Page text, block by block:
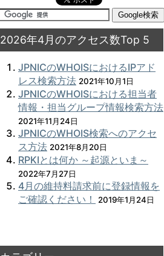
2026年4月のアクセス数Top 5
JPNICのWHOISにおけるIPアド
レス検索方法 2021年10月1日
JPNICのWHOISにおける担当者
情報・担当グループ情報検索方法
2021年11月24日
JPNICのWHOIS検索へのアクセ
ス方法 2021年8月20日
RPKIとは何か ～起源といま～
2022年7月27日
4月の維持料請求前に登録情報を
ご確認ください！
2019年1月24日